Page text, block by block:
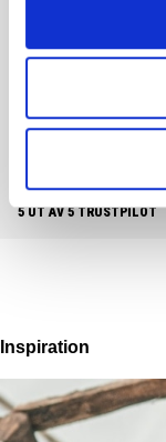
användarvänlig
leverans......What's
PER HOLLÆNDER
5 UT AV 5 TRUSTPILOT
Inspiration